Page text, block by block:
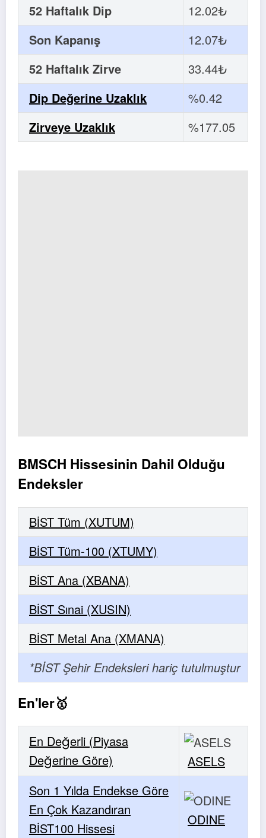
52 Haftalık Dip
12.02₺
Son Kapanış
12.07₺
52 Haftalık Zirve
33.44₺
Dip Değerine Uzaklık
%0.42
Zirveye Uzaklık
%177.05
BMSCH Hissesinin Dahil Olduğu
Endeksler
BİST Tüm (XUTUM)
BİST Tüm-100 (XTUMY)
BİST Ana (XBANA)
BİST Sınai (XUSIN)
BİST Metal Ana (XMANA)
*BİST Şehir Endeksleri hariç tutulmuştur
En'ler🥇
En Değerli (Piyasa
Değerine Göre)
ASELS
Son 1 Yılda Endekse Göre
En Çok Kazandıran
BİST100 Hissesi
ODINE